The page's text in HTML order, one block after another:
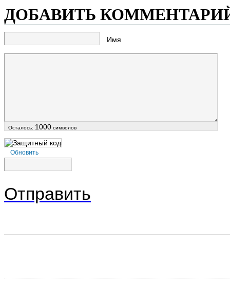
ДОБАВИТЬ
Имя
Осталось: 1000 символов
Обновить
Отправить